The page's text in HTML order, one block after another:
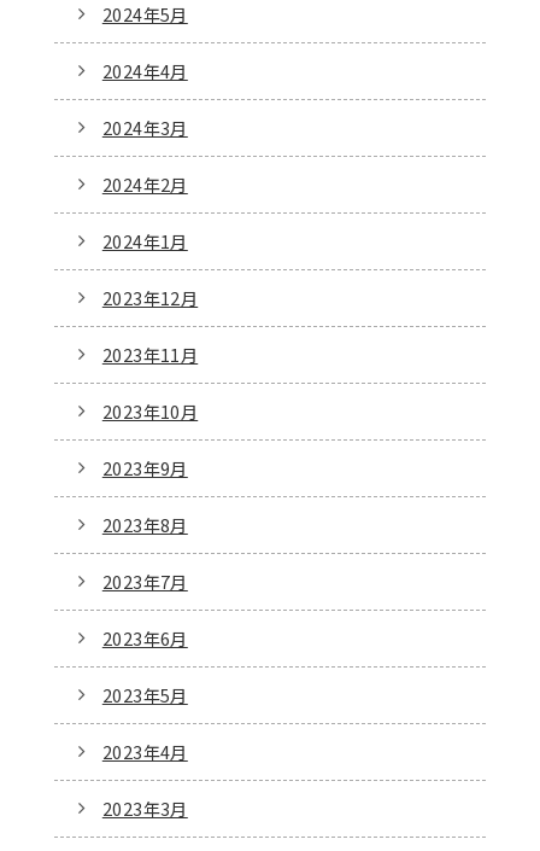
2024年5月
2024年4月
2024年3月
2024年2月
2024年1月
2023年12月
2023年11月
2023年10月
2023年9月
2023年8月
2023年7月
2023年6月
2023年5月
2023年4月
2023年3月